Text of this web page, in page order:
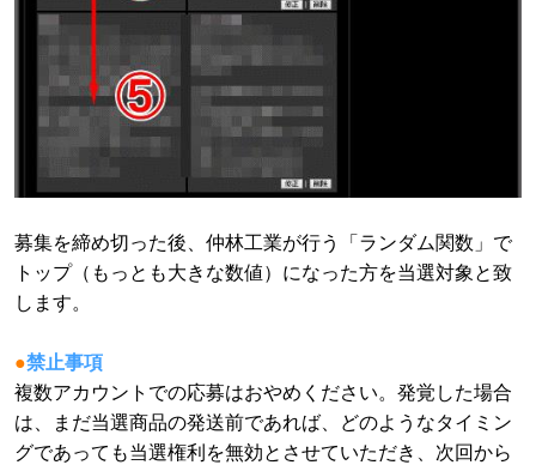
募集を締め切った後、仲林工業が行う「ランダム関数」で
トップ（もっとも大きな数値）になった方を当選対象と致
します。
●禁止事項
複数アカウントでの応募はおやめください。発覚した場合
は、まだ当選商品の発送前であれば、どのようなタイミン
グであっても当選権利を無効とさせていただき、次回から